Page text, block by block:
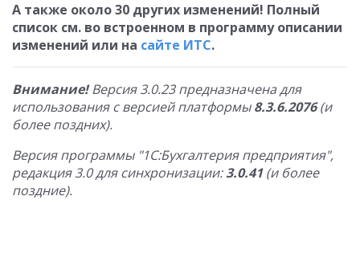
А также около 30 других изменений! Полный
список см. во встроенном в программу описании
изменений или на сайте ИТС.
Внимание!Версия 3.0.23 предназначена для
использования с версией платформы8.3.6.2076(и
более поздних).
Версия программы "1С:Бухгалтерия предприятия",
редакция 3.0 для синхронизации:3.0.41(и более
поздние).